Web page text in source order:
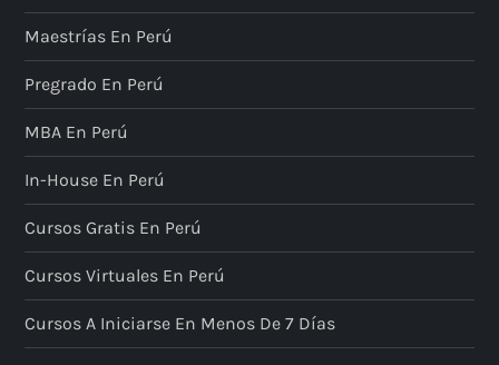
Maestrías En Perú
Pregrado En Perú
MBA En Perú
In-House En Perú
Cursos Gratis En Perú
Cursos Virtuales En Perú
Cursos A Iniciarse En Menos De 7 Días